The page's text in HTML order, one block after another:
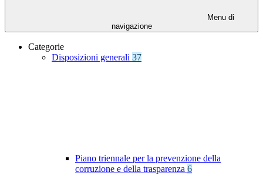
Menu di
navigazione
Categorie
Disposizioni generali 37
Piano triennale per la prevenzione della
corruzione e della trasparenza 6